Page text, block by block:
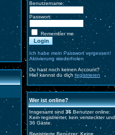
Benutzername:
Passwort:
Remember me
Ich habe mein Passwort vergessen!
Aktivierung wiederholen
Du hast noch keinen Account?
Hier kannst du dich registrieren
Wer ist online?
Insgesamt sind 36 Benutzer online:
Kein registrierter, kein versteckter und
36 Gäste.
Registrierte Benutzer: Keine